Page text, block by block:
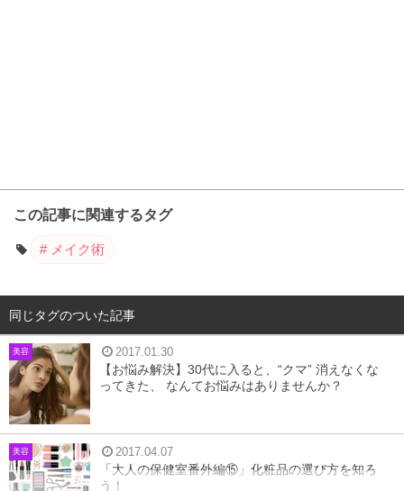
この記事に関連するタグ
メイク術
同じタグのついた記事
美容 2017.01.30
【お悩み解決】30代に入ると、“クマ” 消えなくな
ってきた、 なんてお悩みはありませんか？
美容 2017.04.07
「大人の保健室番外編⑮」化粧品の選び方を知ろ
う！